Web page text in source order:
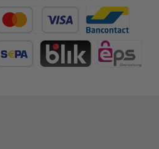
Später bezahlen
Kredit- oder DebitkarteBancontact